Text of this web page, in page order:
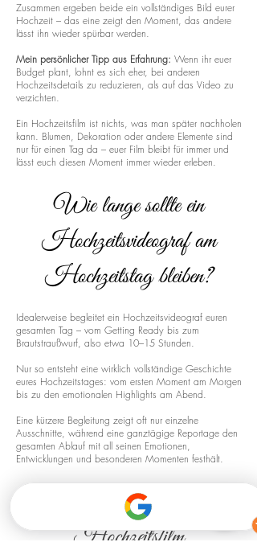
Zusammen ergeben beide ein vollständiges Bild eurer
Hochzeit – das eine zeigt den Moment, das andere
lässt ihn wieder spürbar werden.
Mein persönlicher Tipp aus Erfahrung: Wenn ihr euer
Budget plant, lohnt es sich eher, bei anderen
Hochzeitsdetails zu reduzieren, als auf das Video zu
verzichten.
Ein Hochzeitsfilm ist nichts, was man später nachholen
kann. Blumen, Dekoration oder andere Elemente sind
nur für einen Tag da – euer Film bleibt für immer und
lässt euch diesen Moment immer wieder erleben.
Wie lange sollte ein
Hochzeitsvideograf am
Hochzeitstag bleiben?
Idealerweise begleitet ein Hochzeitsvideograf euren
gesamten Tag – vom Getting Ready bis zum
Brautstraußwurf, also etwa 10–15 Stunden.
Nur so entsteht eine wirklich vollständige Geschichte
eures Hochzeitstages: vom ersten Moment am Morgen
bis zu den emotionalen Highlights am Abend.
Eine kürzere Begleitung zeigt oft nur einzelne
Ausschnitte, während eine ganztägige Reportage den
gesamten Ablauf mit all seinen Emotionen,
Entwicklungen und besonderen Momenten festhält.
Drohnenaufnahmen für euren